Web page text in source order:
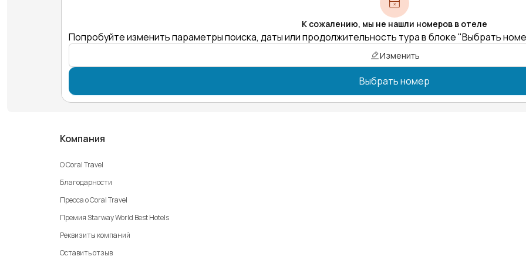
К сожалению, мы не нашли номеров в отеле
Попробуйте изменить параметры поиска, даты или продолжительность тура в блоке "Выбрать
Изменить
Выбрать номер
Компания
О Coral Travel
Благодарности
Пресса о Coral Travel
Премия Starway World Best Hotels
Реквизиты компаний
Оставить отзыв